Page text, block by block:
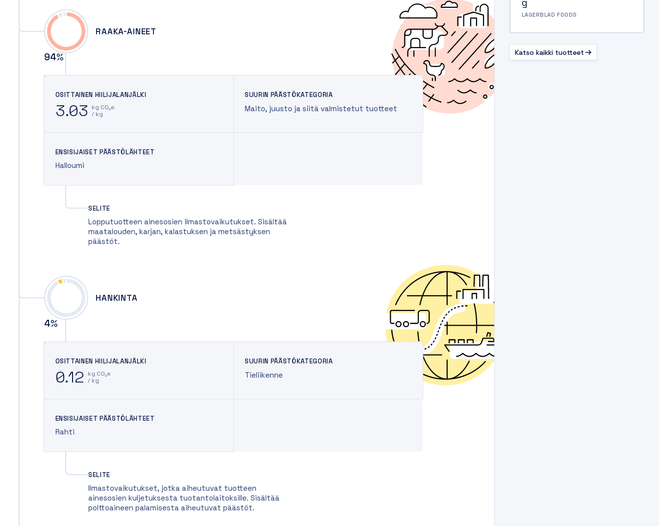
94%
RAAKA-AINEET
OSITTAINEN HIILIJALANJÄLKI
3.03
kg CO₂e
/ kg
SUURIN PÄÄSTÖKATEGORIA
Maito, juusto ja siitä valmistetut tuotteet
ENSISIJAISET PÄÄSTÖLÄHTEET
Halloumi
SELITE
Lopputuotteen ainesosien ilmastovaikutukset. Sisältää
maatalouden, karjan, kalastuksen ja metsästyksen
päästöt.
4%
HANKINTA
OSITTAINEN HIILIJALANJÄLKI
0.12
kg CO₂e
/ kg
SUURIN PÄÄSTÖKATEGORIA
Tieliikenne
ENSISIJAISET PÄÄSTÖLÄHTEET
Rahti
SELITE
Ilmastovaikutukset, jotka aiheutuvat tuotteen
ainesosien kuljetuksesta tuotantolaitoksille. Sisältää
polttoaineen palamisesta aiheutuvat päästöt.
g
LAGERBLAD FOODS
Katso kaikki tuotteet